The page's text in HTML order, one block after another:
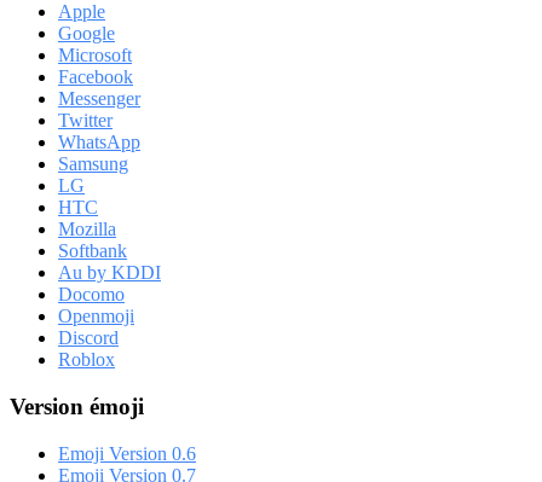
Apple
Google
Microsoft
Facebook
Messenger
Twitter
WhatsApp
Samsung
LG
HTC
Mozilla
Softbank
Au by KDDI
Docomo
Openmoji
Discord
Roblox
Version émoji
Emoji Version 0.6
Emoji Version 0.7